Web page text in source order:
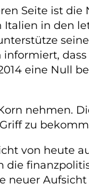
Seite ist die
in den
eine Null
nehmen.
zu
von heute
die
neuer Aufsicht